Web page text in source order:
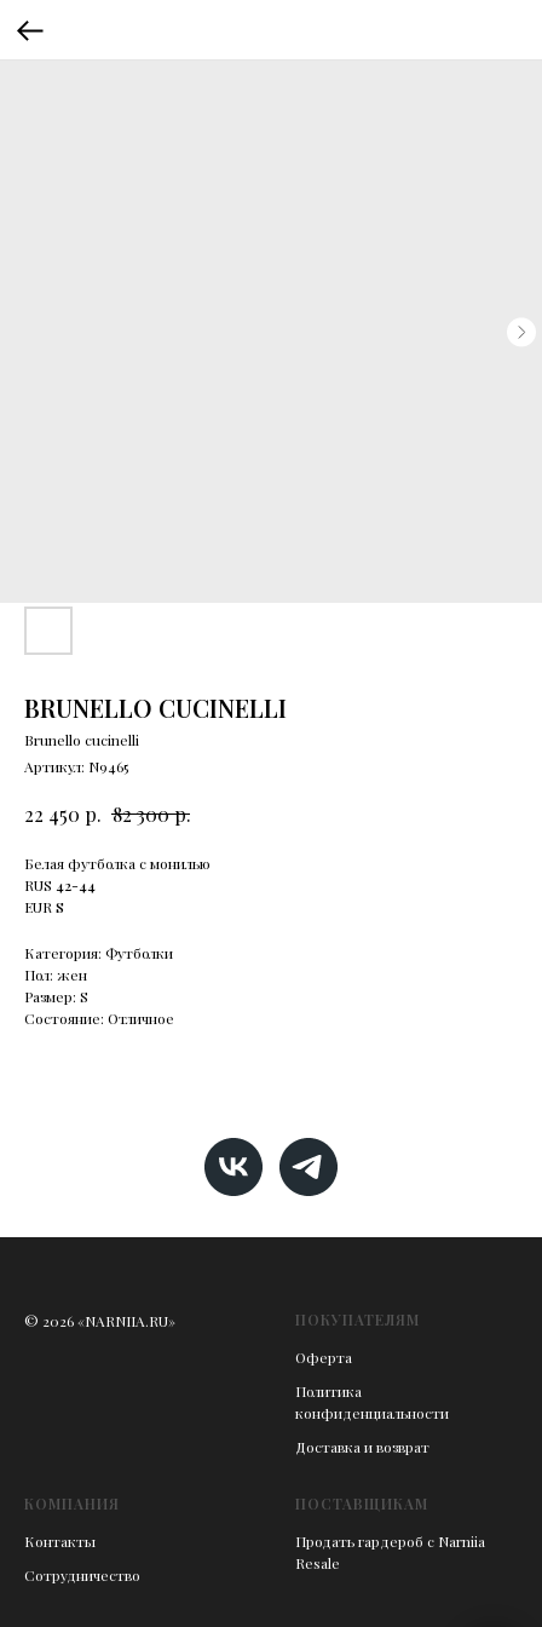
BRUNELLO CUCINELLI
Brunello cucinelli
Артикул: N9465
22 450 р. 82 300р.
Белая футболка с монилью
RUS 42-44
EUR S
Категория: Футболки
Пол: жен
Размер: S
Состояние: Отличное
© 2026 «NARNIIA.RU»
ПОКУПАТЕЛЯМ
Оферта
Политика
конфиденциальности
Доставка и возврат
КОМПАНИЯ
Контакты
Сотрудничество
ПОСТАВЩИКАМ
Продать гардероб с Narniia
Resale